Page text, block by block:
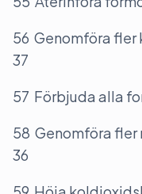
56 Genomföra
37
57 Förbjuda alla
58 Genomföra
36